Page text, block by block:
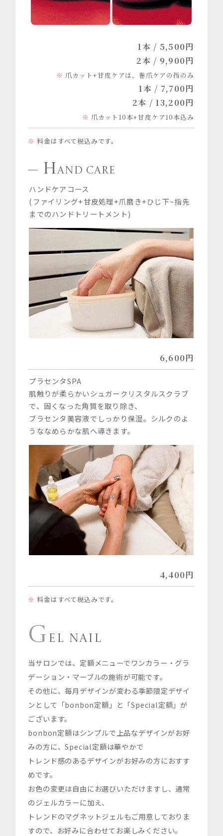
1本 / 5,500円
2本 / 9,900円
爪カット+甘皮ケアは、巻爪ケアの指のみ
1本 / 7,700円
2本 / 13,200円
爪カット10本+甘皮ケア10本込み
料金はすべて税込みです。
HAND CARE
ハンドケアコース
(ファイリング+甘皮処理+爪磨き+ひじ下~指先
までのハンドトリートメント)
6,600円
プラセンタSPA
肌触りが柔らかいシュガークリスタルスクラブ
で、固くなった角質を取り除き、
ブラセンタ美容液でしっかり保湿。シルクのよ
うななめらかな肌へ導きます。
4,400円
料金はすべて税込みです。
G EL NAIL
当サロンでは、定額メニューでワンカラー・グラ
デーション・マーブルの施術が可能です。
その他に、毎月デザインが変わる季節限定デザイ
ンとして「bonbon定額」と「Special定額」が
ございます。
bonbon定額はシンプルで上品なデザインがお好
みの方に、Special定額は華やかで
トレンド感のあるデザインがお好みの方におすす
めです。
お色の変更は自由にお選びいただけますし、通常
のジェルカラーに加え、
トレンドのマグネットジェルもご用意しておりま
すので、お好みに合わせてお楽しみください。